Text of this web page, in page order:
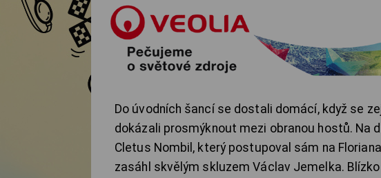
Do úvodních šancí se dostali domácí, když se
dokázali prosmýknout mezi obranou hostů. Na
Cletus Nombil, který postupoval sám na
zasáhl skvělým skluzem Václav Jemelka.